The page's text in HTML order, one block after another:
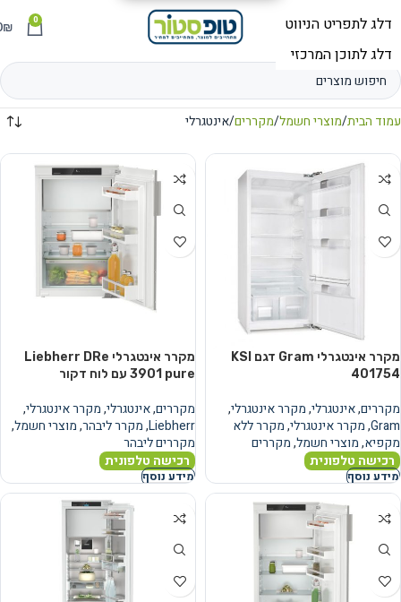
תפריט 0
₪
עמוד הבית מוצרי חשמל מקררים אינטגרלי
מקרר אינטגרלי Gram דגם KSI
401754
מקררים,אינטגרלי,מקרר אינטגרלי,
Gram
,מקרר אינטגרלי,מקרר ללא
מקפיא,מוצרי חשמל,מקררים
רכישה טלפונית
מידע נוסף
מקרר אינטגרלי Liebherr DRe
3901 pure עם לוח דקור
מקררים,אינטגרלי,מקרר אינטגרלי,
Liebherr
,מקרר ליבהר,מוצרי חשמל,
מקררים ליבהר
רכישה טלפונית
מידע נוסף